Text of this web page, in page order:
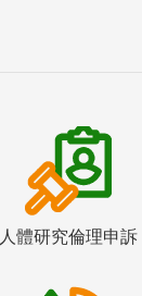
人體研究倫理申訴